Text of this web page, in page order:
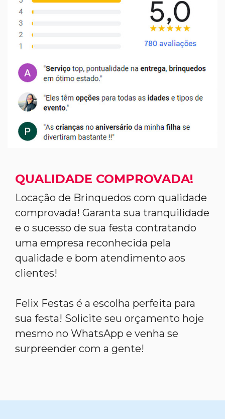
QUALIDADE COMPROVADA!
Locação de Brinquedos com qualidade
comprovada! Garanta sua tranquilidade
e o sucesso de sua festa contratando
uma empresa reconhecida pela
qualidade e bom atendimento aos
clientes!
Felix Festas é a escolha perfeita para
sua festa! Solicite seu orçamento hoje
mesmo no WhatsApp e venha se
surpreender com a gente!